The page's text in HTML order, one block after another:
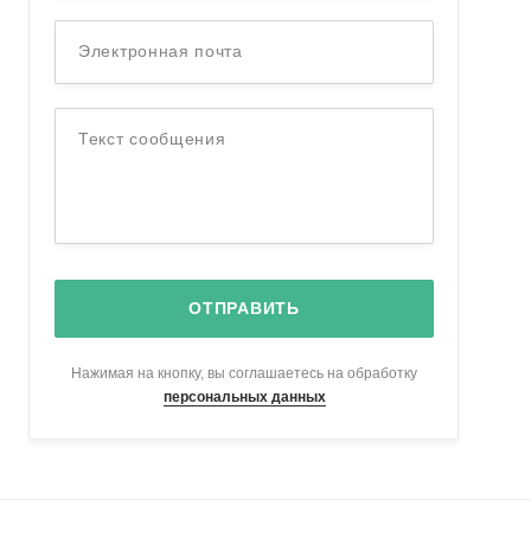
Электронная почта
Текст сообщения
ОТПРАВИТЬ
Нажимая на кнопку, вы соглашаетесь на обработку
персональных данных